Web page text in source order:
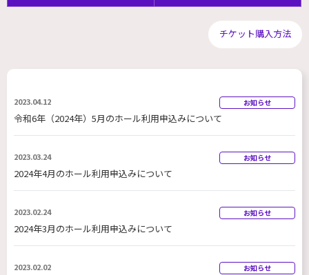
チケット購入方法
2023.04.12 お知らせ
令和6年（2024年）5月のホール利用申込みについて
2023.03.24 お知らせ
2024年4月のホール利用申込みについて
2023.02.24 お知らせ
2024年3月のホール利用申込みについて
2023.02.02 お知らせ